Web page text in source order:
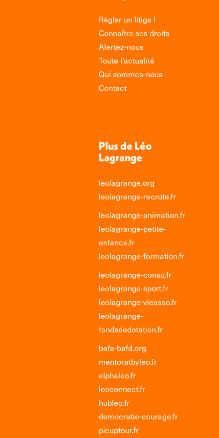
Régler un litige !
Connaître ses droits
Alertez-nous
Toute l’actualité
Qui sommes-nous
Contact
Plus de Léo
Lagrange
leolagrange.org
leolagrange-recrute.fr
leolagrange-animation.fr
leolagrange-petite-
enfance.fr
leolagrange-formation.fr
leolagrange-conso.fr
leolagrange-sport.fr
leolagrange-vieasso.fr
leolagrange-
fondsdedotation.fr
bafa-bafd.org
mentoratbyleo.fr
alphaleo.fr
leoconnect.fr
hubleo.fr
democratie-courage.fr
picuptour.fr